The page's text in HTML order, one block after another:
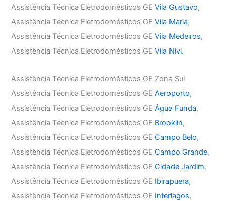
Assistência Técnica Eletrodomésticos GEVila Gustavo,
Assistência Técnica Eletrodomésticos GEVila Maria,
Assistência Técnica Eletrodomésticos GEVila Medeiros,
Assistência Técnica Eletrodomésticos GEVila Nivi.
Assistência Técnica Eletrodomésticos GE Zona Sul
Assistência Técnica Eletrodomésticos GEAeroporto,
Assistência Técnica Eletrodomésticos GEÁgua Funda,
Assistência Técnica Eletrodomésticos GE Brooklin,
Assistência Técnica Eletrodomésticos GECampo Belo,
Assistência Técnica Eletrodomésticos GECampo Grande,
Assistência Técnica Eletrodomésticos GECidade Jardim,
Assistência Técnica Eletrodomésticos GE Ibirapuera,
Assistência Técnica Eletrodomésticos GE Interlagos,